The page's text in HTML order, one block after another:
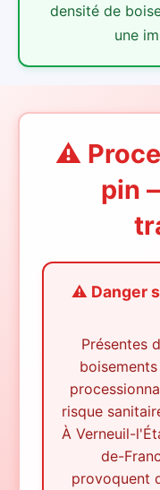
densité de
une
⚠️
pin
⚠️ Danger
Présentes
risque
À Verneuil-
de-
provoquent